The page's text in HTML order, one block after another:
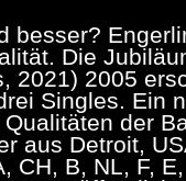
besser?
Die
2021) 2005
Singles. Ein
der
aus Detroit,
CH, B, NL, F,